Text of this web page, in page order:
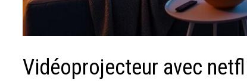
Vidéoprojecteur avec